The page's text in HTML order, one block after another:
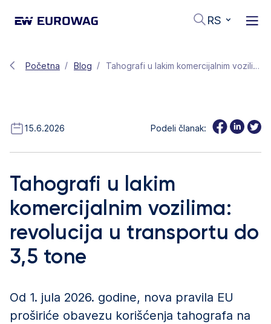
RS
Početna Blog Tahografi u lakim komercijalnim vozilima: revolucija u transportu do 3,5 tone
15.6.2026 Podeli članak:
Tahografi u lakim
komercijalnim vozilima:
revolucija u transportu do
3,5 tone
Od 1. jula 2026. godine, nova pravila EU
proširiće obavezu korišćenja tahografa na